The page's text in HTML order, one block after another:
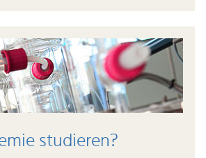
studieren?